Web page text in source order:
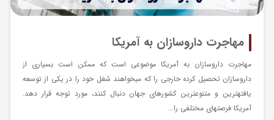
مهاجرت داروسازان به آمریکا
مهاجرت داروسازان به آمریکا موضوعی است که ممکن است بسیاری از
داروسازان تحصیل کرده خارجی را که می­خواهند شغل خود را در یکی از توسعه
یافته­ترین و متنوع­ترین کشورهای جهان دنبال کنند، مورد توجه قرار دهد.
آمریکا فرصت­های مختلفی را...